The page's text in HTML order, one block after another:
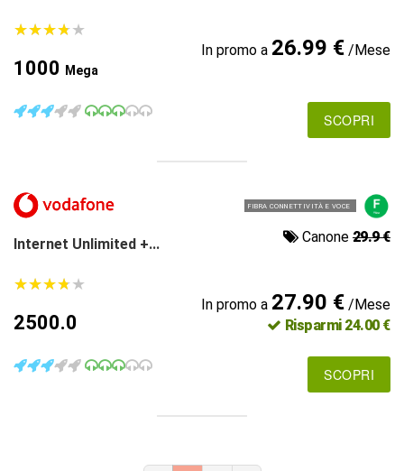
★★★★★
★★★★★
1000 Mega
In promo a 26.99 €/Mese
SCOPRI
FIBRA CONNETTIVITÀ E VOCE
Internet Unlimited +... Canone 29.9 €
★★★★★
★★★★★
2500.0
In promo a 27.90 €/Mese
Risparmi 24.00 €
SCOPRI